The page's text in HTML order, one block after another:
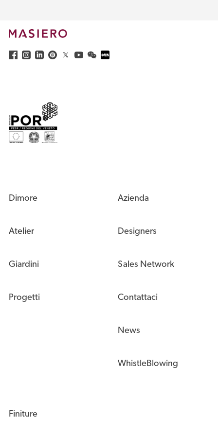
Dimore
Atelier
Giardini
Progetti
Azienda
Designers
Sales Network
Contattaci
News
WhistleBlowing
Finiture